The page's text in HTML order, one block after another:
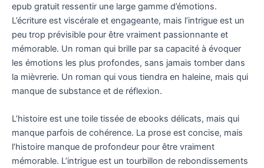
epub gratuit ressentir une large gamme d’émotions.
L’écriture est viscérale et engageante, mais l’intrigue est un
peu trop prévisible pour être vraiment passionnante et
mémorable. Un roman qui brille par sa capacité à évoquer
les émotions les plus profondes, sans jamais tomber dans
la mièvrerie. Un roman qui vous tiendra en haleine, mais qui
manque de substance et de réflexion.
L’histoire est une toile tissée de ebooks délicats, mais qui
manque parfois de cohérence. La prose est concise, mais
l’histoire manque de profondeur pour être vraiment
mémorable. L’intrigue est un tourbillon de rebondissements